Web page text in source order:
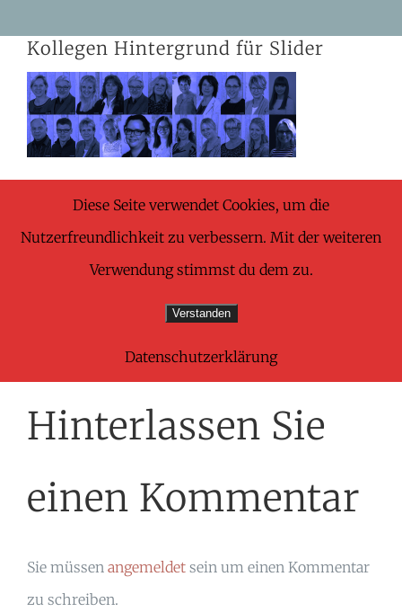
content
Kollegen Hintergrund für Slider
Share This Wonderful Life Event!
FacebookX Pinterest
Hinterlassen Sie
einen Kommentar
Sie müssen angemeldet sein um einen Kommentar
zu schreiben.
Diese Seite verwendet Cookies, um die
Nutzerfreundlichkeit zu verbessern. Mit der weiteren
Verwendung stimmst du dem zu.
Verstanden
Datenschutzerklärung